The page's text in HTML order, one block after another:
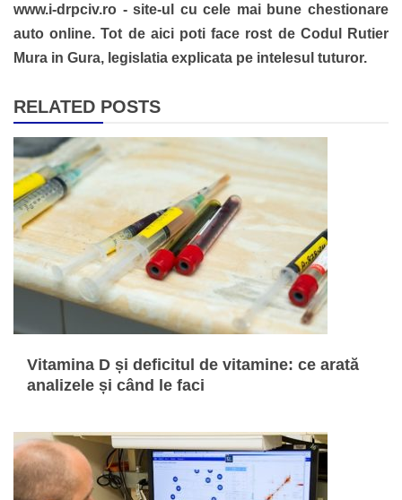
www.i-drpciv.ro - site-ul cu cele mai bune chestionare
auto online. Tot de aici poti face rost de Codul Rutier
Mura in Gura, legislatia explicata pe intelesul tuturor.
RELATED POSTS
Vitamina D și deficitul de vitamine: ce arată
analizele și când le faci